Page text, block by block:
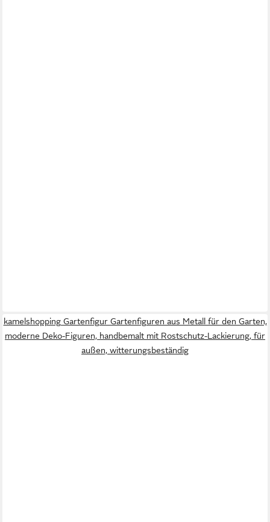
kamelshopping Gartenfigur Gartenfiguren aus Metall für den Garten,
moderne Deko-Figuren, handbemalt mit Rostschutz-Lackierung, für
außen, witterungsbeständig